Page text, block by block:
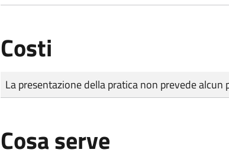
Costi
Tipo di pagamento
Importo
La presentazione della pratica non prevede alcun
Cosa serve